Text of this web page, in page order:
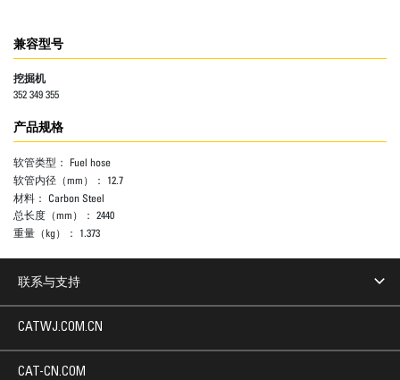
兼容型号
挖掘机
352 349 355
产品规格
软管类型： Fuel hose
软管内径（mm）： 12.7
材料： Carbon Steel
总长度（mm）： 2440
重量（kg）： 1.373
联系与支持
CATWJ.COM.CN
CAT-CN.COM